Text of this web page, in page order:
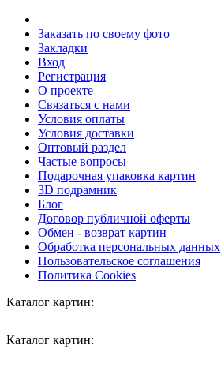
Заказать по своему фото
Закладки
Вход
Регистрация
О проекте
Связаться с нами
Условия оплаты
Условия доставки
Оптовый раздел
Частые вопросы
Подарочная упаковка картин
3D подрамник
Блог
Договор публичной оферты
Обмен - возврат картин
Обработка персональных данных
Пользовательское соглашения
Политика Cookies
Каталог картин:
Каталог картин: